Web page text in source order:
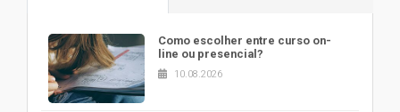
Como escolher entre curso on-
line ou presencial?
10.08.2026